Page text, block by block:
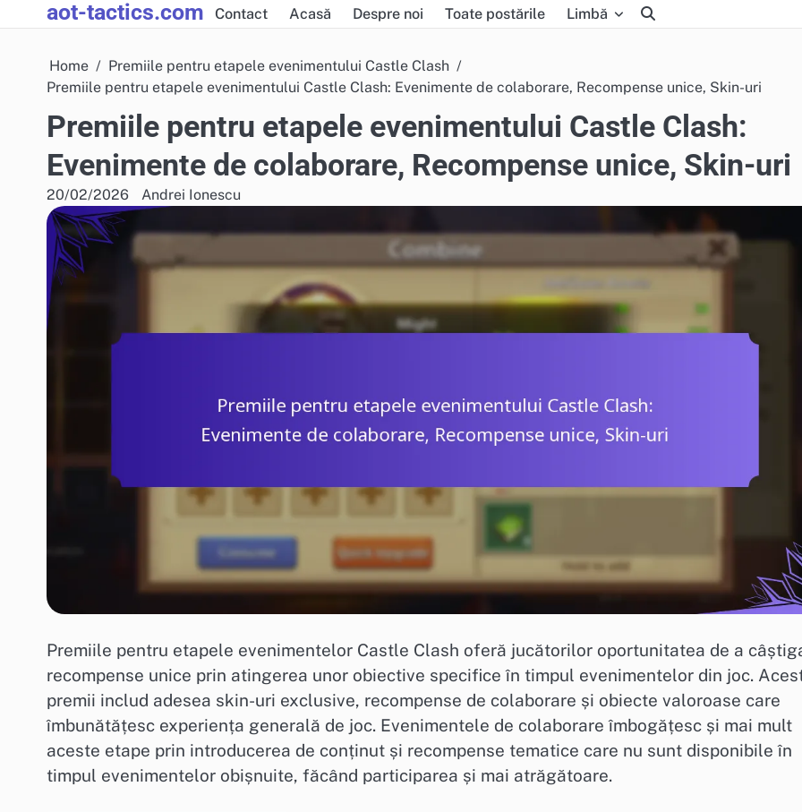
to
aot-tactics.com Contact Acasă Despre noi Toate postările Limbă
Home
Premiile pentru etapele evenimentului Castle Clash
Premiile pentru etapele evenimentului Castle Clash: Evenimente de colaborare, Recompense unice, Skin-uri
Premiile pentru etapele evenimentului Castle Clash:
Evenimente de colaborare, Recompense unice, Skin-uri
20/02/2026 Andrei Ionescu
Premiile pentru etapele evenimentelor Castle Clash oferă jucătorilor oportunitatea de a
recompense unice prin atingerea unor obiective specifice în timpul evenimentelor din joc.
premii includ adesea skin-uri exclusive, recompense de colaborare și obiecte valoroase care
îmbunătățesc experiența generală de joc. Evenimentele de colaborare îmbogățesc și mai mult
aceste etape prin introducerea de conținut și recompense tematice care nu sunt disponibile în
timpul evenimentelor obișnuite, făcând participarea și mai atrăgătoare.